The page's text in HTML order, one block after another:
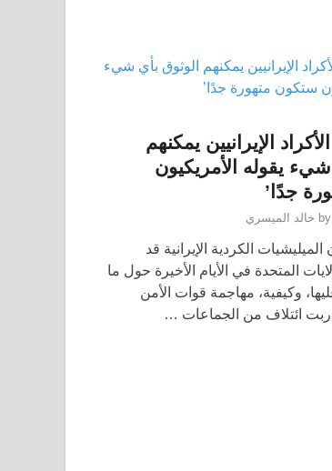
الإيرانيين يمكنهم
شيء يقوله الأمريكيون
جدًا’
by خالد الميسري
الميليشيات الكردية الإيرانية قد
المتحدة في الأيام الأخيرة حول ما
وكيفية، مهاجمة قوات الأمن
تدربت ائتلاف من الجماعات …